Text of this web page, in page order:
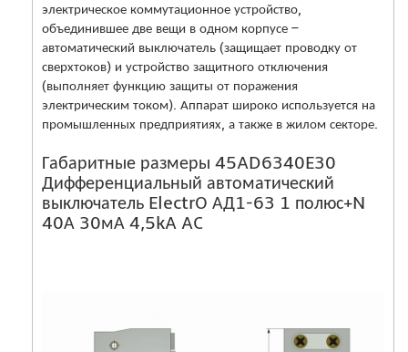
электрическое коммутационное устройство,
объединившее две вещи в одном корпусе –
автоматический выключатель (защищает проводку от
сверхтоков) и устройство защитного отключения
(выполняет функцию защиты от поражения
электрическим током). Аппарат широко используется на
промышленных предприятиях, а также в жилом секторе.
Габаритные размеры 45AD6340E30
Дифференциальный автоматический
выключатель ElectrO АД1-63 1 полюс+N
40А 30мА 4,5kA AC